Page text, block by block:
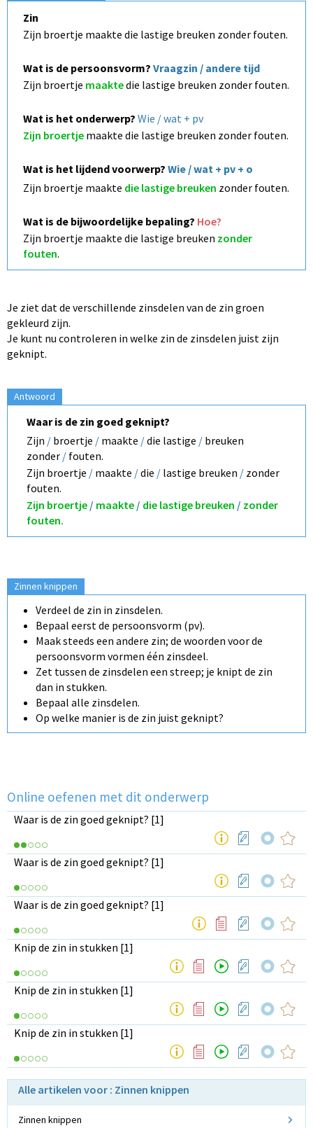
Zin
Zijn broertje maakte die lastige breuken zonder fouten.
Wat is de persoonsvorm? Vraagzin / andere tijd
Zijn broertje maaktedie lastige breuken zonder fouten.
Wat is het onderwerp? Wie / wat + pv
Zijn broertje maakte die lastige breuken zonder fouten.
Wat is het lijdend voorwerp? Wie / wat + pv + o
Zijn broertje maakte die lastige breuken zonder fouten.
Wat is de bijwoordelijke bepaling? Hoe?
Zijn broertje maakte die lastige breuken zonder
fouten.
Je ziet dat de verschillende zinsdelen van de zin groen
gekleurd zijn.
Je kunt nu controleren in welke zin de zinsdelen juist zijn
geknipt.
Antwoord
Waar is de zin goed geknipt?
Zijn / broertje / maakte /die lastige / breuken
zonder / fouten.
Zijn broertje / maakte /die / lastige breuken / zonder
fouten.
Zijn broertje / maakte / die lastige breuken / zonder
fouten.
Zinnen knippen
Verdeel de zin in zinsdelen.
Bepaal eerst de persoonsvorm (pv).
Maak steeds een andere zin; de woorden voor de
persoonsvorm vormen één zinsdeel.
Zet tussen de zinsdelen een streep; je knipt de zin
dan in stukken.
Bepaal alle zinsdelen.
Op welke manier is de zin juist geknipt?
Online oefenen met dit onderwerp
Waar is de zin goed geknipt? [1]
Waar is de zin goed geknipt? [1]
Waar is de zin goed geknipt? [1]
Knip de zin in stukken [1]
Knip de zin in stukken [1]
Knip de zin in stukken [1]
Alle artikelen voor : Zinnen knippen
Zinnen knippen